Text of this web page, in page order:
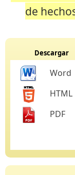
de
Descargar
Word
HTML
PDF